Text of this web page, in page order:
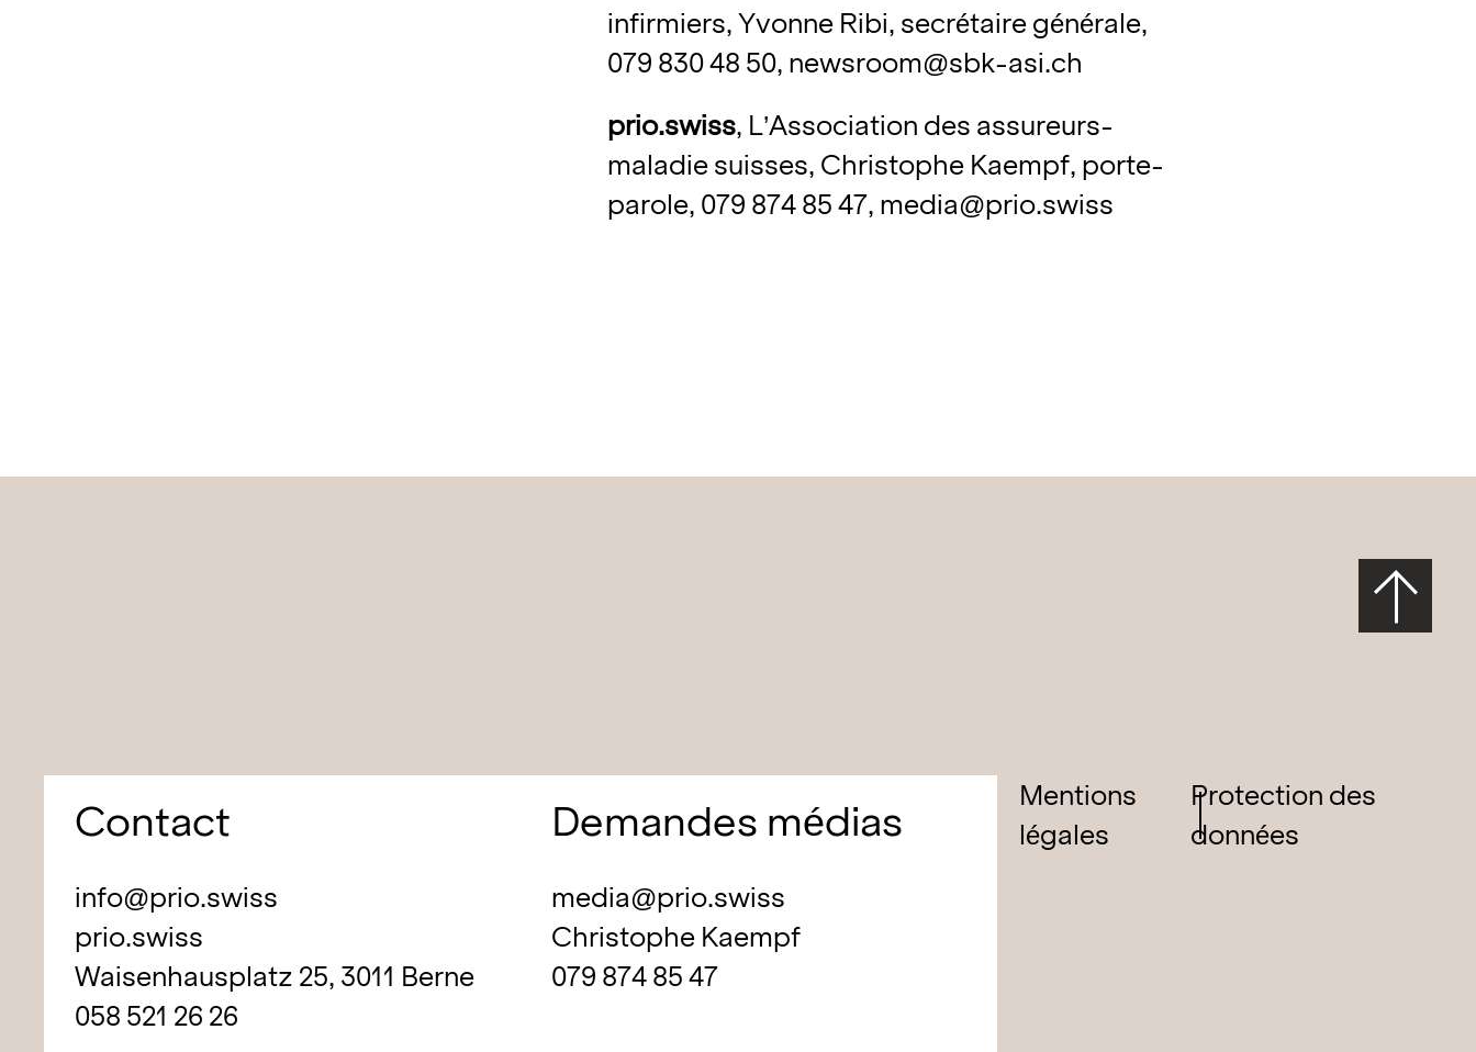
infirmiers, Yvonne Ribi, secrétaire générale,
079 830 48 50, newsroom@sbk-asi.ch
prio.swiss, L’Association des assureurs-
maladie suisses, Christophe Kaempf, porte-
parole, 079 874 85 47, media@prio.swiss
Contact
info@prio.swiss
prio.swiss
Waisenhausplatz 25, 3011 Berne
058 521 26 26
Demandes médias
media@prio.swiss
Christophe Kaempf
079 874 85 47
Mentions
légales
Protection des
données